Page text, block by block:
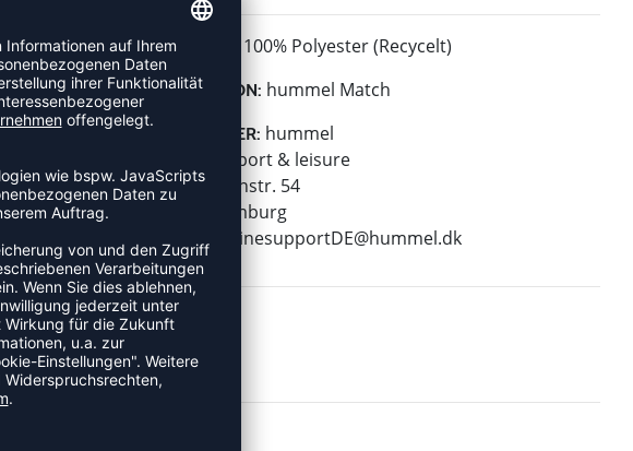
ist speziell für
Wettkampf.
MATERIAL: 100% Polyester (Recycelt)
KOLLEKTION: hummel Match
HERSTELLER: hummel
hummel sport & leisure
Leverkusenstr. 54
22761 Hamburg
E-Mail:
onlinesupportDE@hummel.dk